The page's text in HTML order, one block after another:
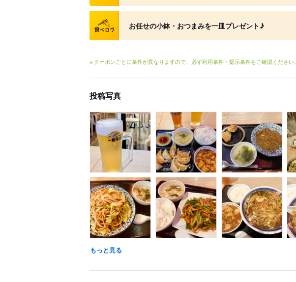
クーポン
お任せの小鉢・おつまみを一皿プレゼント♪
※ クーポンごとに条件が異なりますので、必ず利用条件・提示条件をご確認ください。
投稿写真
もっと見る